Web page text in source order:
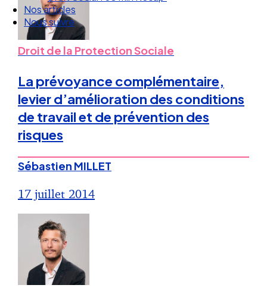
Droit Social : 60 min Recap’
Nos articles
Nous suivre
Droit de la Protection Sociale
La prévoyance complémentaire,
levier d’amélioration des conditions
de travail et de prévention des
risques
Sébastien MILLET
17 juillet 2014